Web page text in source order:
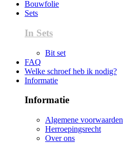
Bouwfolie
Sets
In Sets
Bit set
FAQ
Welke schroef heb ik nodig?
Informatie
Informatie
Algemene voorwaarden
Herroepingsrecht
Over ons